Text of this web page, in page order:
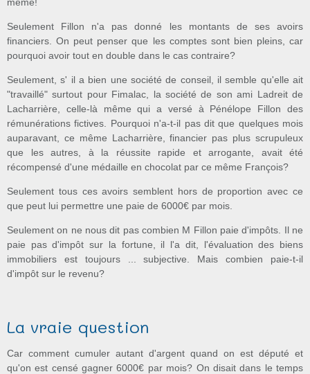
Seulement Fillon n'a pas donné les montants de ses avoirs
financiers. On peut penser que les comptes sont bien pleins, car
pourquoi avoir tout en double dans le cas contraire?
Seulement, s' il a bien une société de conseil, il semble qu'elle ait
"travaillé" surtout pour Fimalac, la société de son ami Ladreit de
Lacharrière, celle-là même qui a versé à Pénélope Fillon des
rémunérations fictives. Pourquoi n'a-t-il pas dit que quelques mois
auparavant, ce même Lacharrière, financier pas plus scrupuleux
que les autres, à la réussite rapide et arrogante, avait été
récompensé d'une médaille en chocolat par ce même François?
Seulement tous ces avoirs semblent hors de proportion avec ce
que peut lui permettre une paie de 6000€ par mois.
Seulement on ne nous dit pas combien M Fillon paie d'impôts. Il ne
paie pas d'impôt sur la fortune, il l'a dit, l'évaluation des biens
immobiliers est toujours ... subjective. Mais combien paie-t-il
d'impôt sur le revenu?
La vraie question
Car comment cumuler autant d'argent quand on est député et
qu'on est censé gagner 6000€ par mois? On disait dans le temps